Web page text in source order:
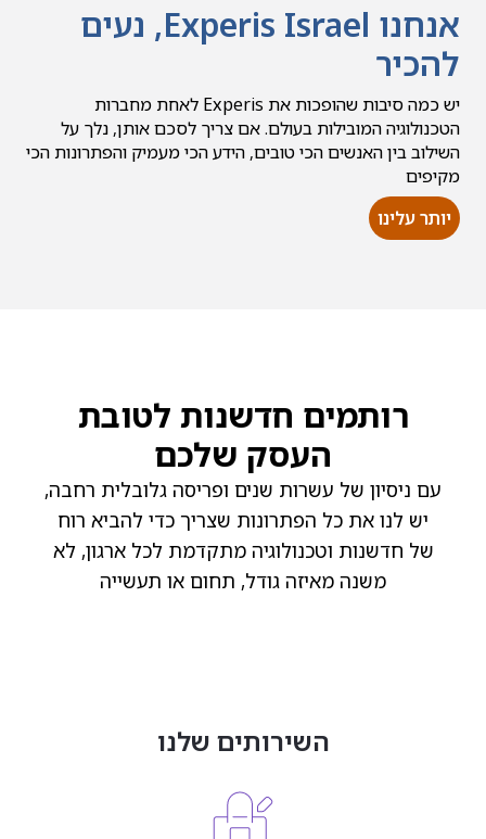
אנחנו Experis Israel, נעים
להכיר
יש כמה סיבות שהופכות את Experis לאחת מחברות
הטכנולוגיה המובילות בעולם. אם צריך לסכם אותן, נלך על
השילוב בין האנשים הכי טובים, הידע הכי מעמיק והפתרונות הכי
מקיפים
יותר עלינו
רותמים חדשנות לטובת
העסק שלכם
עם ניסיון של עשרות שנים ופריסה גלובלית רחבה,
יש לנו את כל הפתרונות שצריך כדי להביא רוח
של חדשנות וטכנולוגיה מתקדמת לכל ארגון, לא
משנה מאיזה גודל, תחום או תעשייה
השירותים שלנו